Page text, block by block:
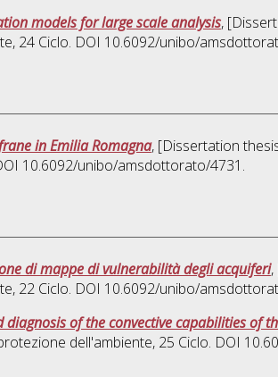
models for large scale analysis,
, 24 Ciclo. DOI 10.6092/unibo/
in Emilia Romagna, [Dissertation
10.6092/unibo/amsdottorato/4731.
di mappe di vulnerabilità degli acquiferi,
, 22 Ciclo. DOI 10.6092/unibo/
of the convective capabilities of
dell'ambiente, 25 Ciclo. DOI